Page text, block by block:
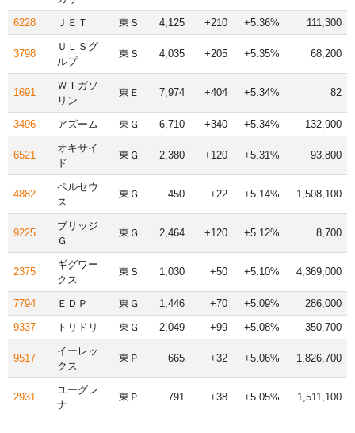
6228 ＪＥＴ 東Ｓ 4,125 +210 +5.36% 111,300
3798
ＵＬＳグ
ルプ
東Ｓ 4,035 +205 +5.35% 68,200
1691
ＷＴガソ
リン
東Ｅ 7,974 +404 +5.34% 82
3496 アズーム 東Ｇ 6,710 +340 +5.34% 132,900
6521
オキサイ
ド
東Ｇ 2,380 +120 +5.31% 93,800
4882
ペルセウ
ス
東Ｇ 450 +22 +5.14% 1,508,100
9225
ブリッジ
Ｇ
東Ｇ 2,464 +120 +5.12% 8,700
2375
ギグワー
クス
東Ｓ 1,030 +50 +5.10% 4,369,000
7794 ＥＤＰ 東Ｇ 1,446 +70 +5.09%
286,000
9337
トリドリ 東Ｇ 2,049 +99 +5.08% 350,700
9517
イーレッ
クス
東Ｐ 665 +32 +5.06% 1,826,700
2931
ユーグレ
ナ
東Ｐ 791 +38 +5.05% 1,511,100